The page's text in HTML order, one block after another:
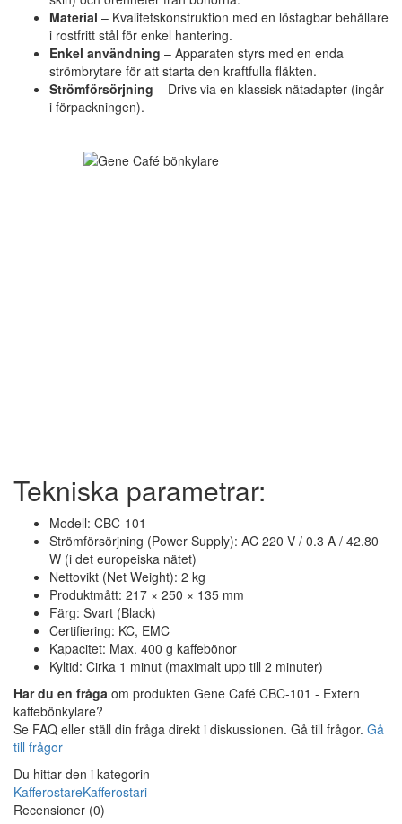
Material – Kvalitetskonstruktion med en löstagbar behållare
i rostfritt stål för enkel hantering.
Enkel användning – Apparaten styrs med en enda
strömbrytare för att starta den kraftfulla fläkten.
Strömförsörjning – Drivs via en klassisk nätadapter (ingår
i förpackningen).
Tekniska parametrar:
Modell: CBC-101
Strömförsörjning (Power Supply): AC 220 V / 0.3 A / 42.80
W (i det europeiska nätet)
Nettovikt (Net Weight): 2 kg
Produktmått: 217 × 250 × 135 mm
Färg: Svart (Black)
Certifiering: KC, EMC
Kapacitet: Max. 400 g kaffebönor
Kyltid: Cirka 1 minut (maximalt upp till 2 minuter)
Har du en fråga om produkten Gene Café CBC-101 - Extern
kaffebönkylare?
Se FAQ eller ställ din fråga direkt i diskussionen. Gå till frågor. Gå
till frågor
Du hittar den i kategorin
KafferostareKafferostari
Recensioner (0)